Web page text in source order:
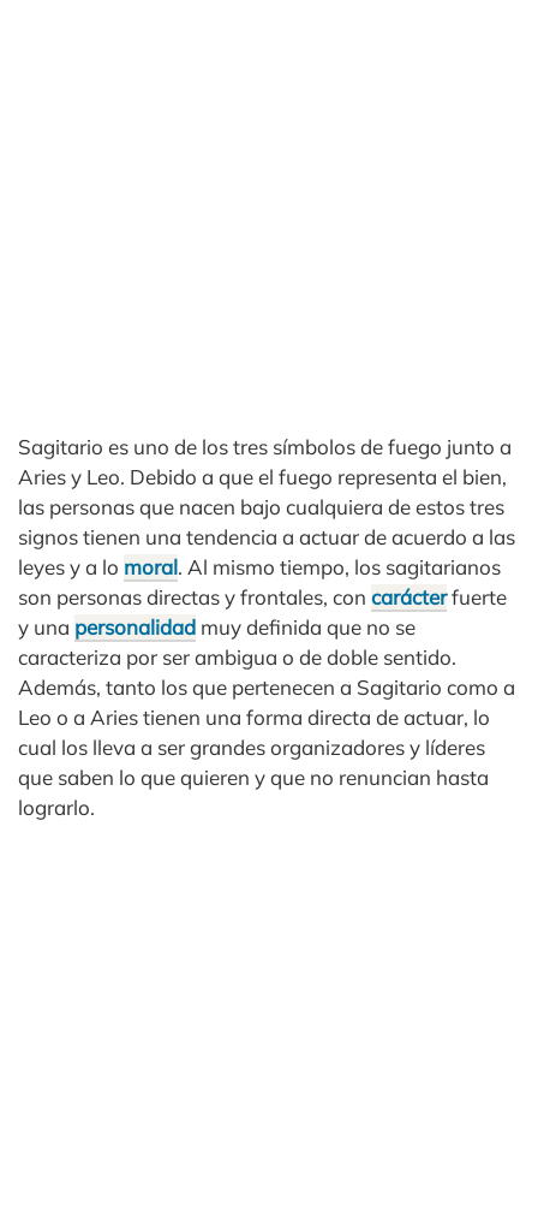
Sagitario es uno de los tres símbolos de fuego junto a
Aries y Leo. Debido a que el fuego representa el bien,
las personas que nacen bajo cualquiera de estos tres
signos tienen una tendencia a actuar de acuerdo a las
leyes y a lo moral. Al mismo tiempo, los sagitarianos
son personas directas y frontales, con carácterfuerte
y una personalidad muy definida que no se
caracteriza por ser ambigua o de doble sentido.
Además, tanto los que pertenecen a Sagitario como a
Leo o a Aries tienen una forma directa de actuar, lo
cual los lleva a ser grandes organizadores y líderes
que saben lo que quieren y que no renuncian hasta
lograrlo.